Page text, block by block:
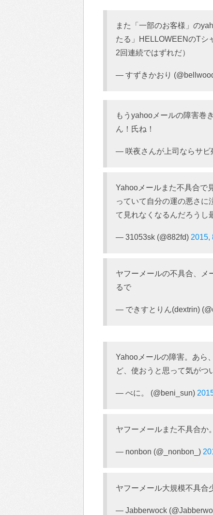
また「一部のお客様」の
たる」HELLOWEENのTシ
2回連続ではずれだ）
— すずきかおり
もうyahooメールの障害巻
ん！氏ね！
— 咲夜さんが上司ならサビ
Yahooメールまた不具合で
っていて自分の運の悪さに
て見れなくなるんだろう
— 31053sk (@882fd) 2015,
ヤフーメールの不具合、メ
るで
— できすとりん(dextrin)
Yahooメールの障害。あら
ど、使おうと思って気がつ
— べに。 (@beni_sun)
ヤフーメールまた不具合か
— nonbon (@_nonbon_)
ヤフーメール大規模不具合
— Jabberwock